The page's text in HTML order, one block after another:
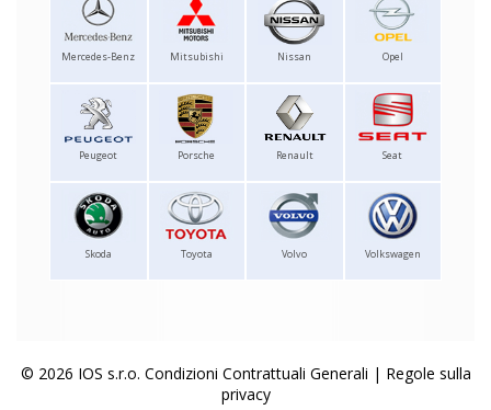
Mercedes-Benz Mitsubishi Nissan Opel
Peugeot Porsche Renault Seat
Skoda Toyota Volvo Volkswagen
© 2026 IOS s.r.o. Condizioni Contrattuali Generali | Regole sulla
privacy